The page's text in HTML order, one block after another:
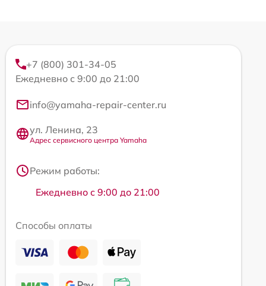
+7 (800) 301-34-05
Ежедневно с 9:00 до 21:00
info@yamaha-repair-center.ru
ул. Ленина, 23
Адрес сервисного центра Yamaha
Режим работы:
Ежедневно с 9:00 до 21:00
Способы оплаты